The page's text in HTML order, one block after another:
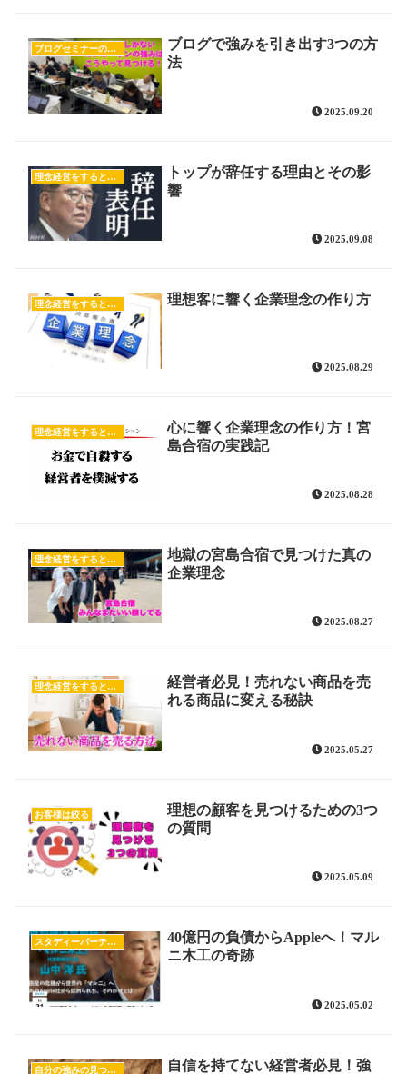
ブログセミナーの様子
ブログで強みを引き出す3つの方
法
2025.09.20
理念経営をすると売上が上がる！
トップが辞任する理由とその影
響
2025.09.08
理念経営をすると売上が上がる！ 理想客に響く企業理念の作り方
2025.08.29
理念経営をすると売上が上がる！
心に響く企業理念の作り方！宮
島合宿の実践記
2025.08.28
理念経営をすると売上が上がる！
地獄の宮島合宿で見つけた真の
企業理念
2025.08.27
理念経営をすると売上が上がる！
経営者必見！売れない商品を売
れる商品に変える秘訣
2025.05.27
お客様は絞る
理想の顧客を見つけるための3つ
の質問
2025.05.09
スタディーパーティー
40億円の負債からAppleへ！マル
ニ木工の奇跡
2025.05.02
自分の強みの見つけ方 自信を持てない経営者必見！強